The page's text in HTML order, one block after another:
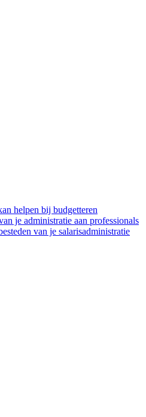
helpen bij budgetteren
je administratie aan professionals
van je salarisadministratie